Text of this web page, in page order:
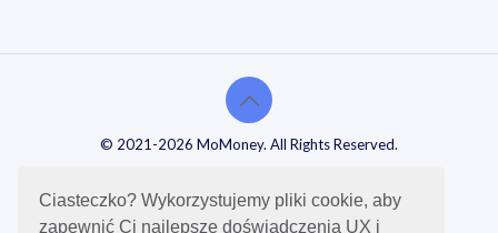
© 2021-2026 MoMoney. All Rights Reserved.
Ciasteczko? Wykorzystujemy pliki cookie, aby
zapewnić Ci najlepsze doświadczenia UX i